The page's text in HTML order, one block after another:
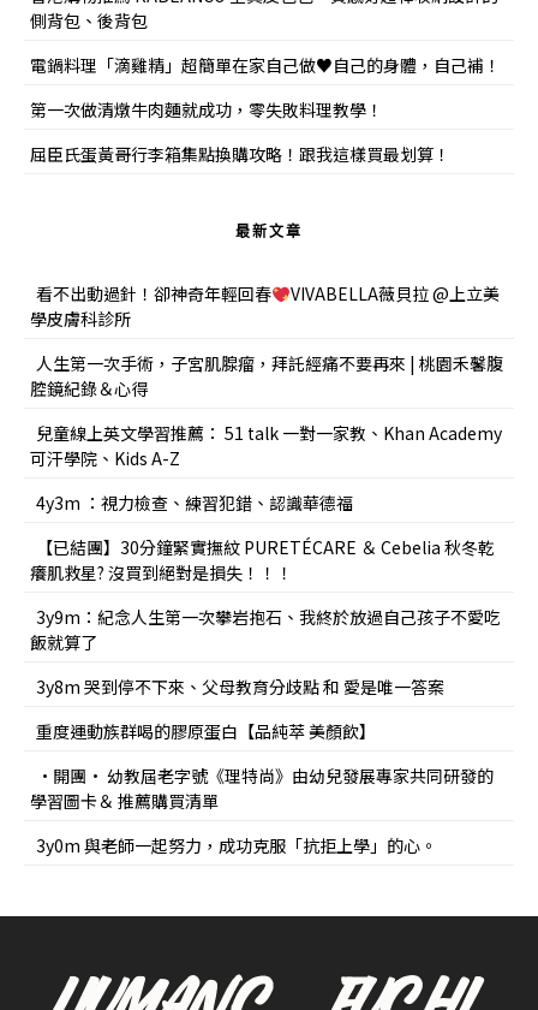
側背包、後背包
電鍋料理「滴雞精」超簡單在家自己做♥自己的身體，自己補！
第一次做清燉牛肉麵就成功，零失敗料理教學！
屈臣氏蛋黃哥行李箱集點換購攻略！跟我這樣買最划算！
最新文章
看不出動過針！卻神奇年輕回春
VIVABELLA薇貝拉 @上立美
學皮膚科診所
人生第一次手術，子宮肌腺瘤，拜託經痛不要再來 | 桃園禾馨腹
腔鏡紀錄＆心得
兒童線上英文學習推薦： 51 talk 一對一家教、Khan Academy
可汗學院、Kids A-Z
4y3m ：視力檢查、練習犯錯、認識華德福
【已結團】30分鐘緊實撫紋 PURETÉCARE ＆ Cebelia 秋冬乾
癢肌救星? 沒買到絕對是損失！！！
3y9m：紀念人生第一次攀岩抱石、我終於放過自己孩子不愛吃
飯就算了
3y8m 哭到停不下來、父母教育分歧點 和 愛是唯一答案
重度運動族群喝的膠原蛋白【品純萃 美顏飲】
•開團• 幼教屆老字號《理特尚》由幼兒發展專家共同研發的
學習圖卡＆ 推薦購買清單
3y0m 與老師一起努力，成功克服「抗拒上學」的心。